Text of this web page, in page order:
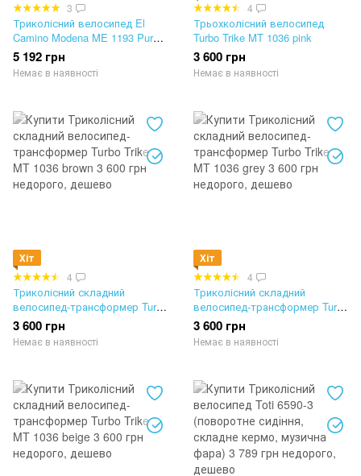
3
Триколісний велосипед El
Camino Modena ME 1193 Purple
(поворотне сидіння, складне
кермо)
5 192 грн
Немає в наявності
4
Трьохколісний велосипед
Turbo Trike MT 1036 pink
3 600 грн
Немає в наявності
Хіт
4
Триколісний складний
велосипед-трансформер Turbo
Trike MT 1036 brown
3 600 грн
Немає в наявності
Хіт
4
Триколісний складний
велосипед-трансформер Turbo
Trike MT 1036 grey
3 600 грн
Немає в наявності